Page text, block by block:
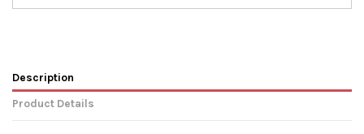
Description
Product Details